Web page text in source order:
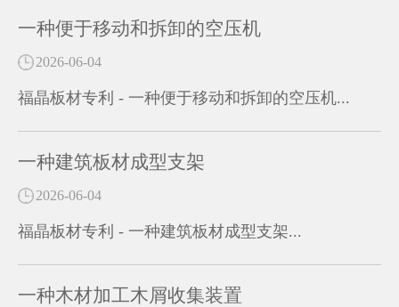
一种便于移动和拆卸的空压机
2026-06-04
福晶板材专利 - 一种便于移动和拆卸的空压机...
一种建筑板材成型支架
2026-06-04
福晶板材专利 - 一种建筑板材成型支架...
一种木材加工木屑收集装置